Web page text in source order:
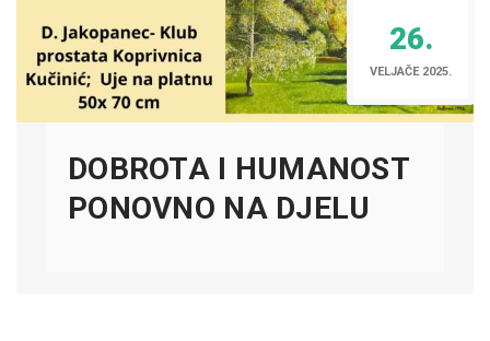
26.
VELJAČE 2025.
DOBROTA I HUMANOST
PONOVNO NA DJELU